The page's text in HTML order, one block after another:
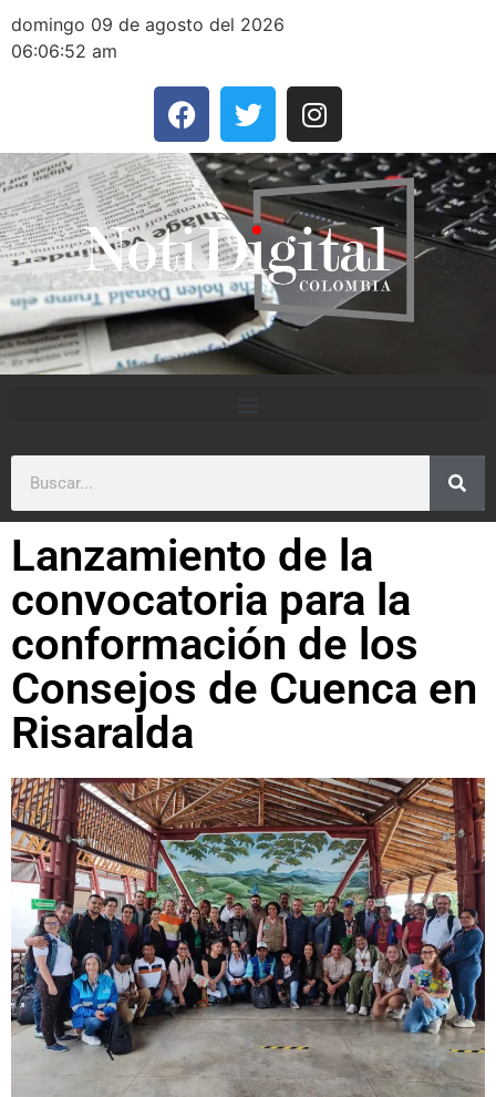
domingo 09 de agosto del 2026
06:06:52 am
Lanzamiento de la
convocatoria para la
conformación de los
Consejos de Cuenca en
Risaralda